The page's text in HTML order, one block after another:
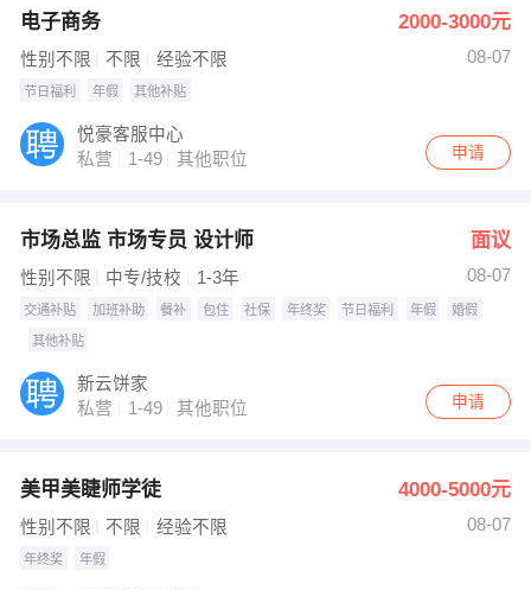
电子商务 2000-3000元
性别不限 不限 经验不限 08-07
节日福利 年假 其他补贴
悦豪客服中心
私营
1-49 其他职位 申请
市场总监 市场专员 设计师 面议
性别不限 中专/技校 1-3年 08-07
交通补贴 加班补助 餐补 包住 社保 年终奖 节日福利 年假 婚假
其他补贴
新云饼家
私营
1-49 其他职位 申请
美甲美睫师学徒 4000-5000元
性别不限 不限 经验不限 08-07
年终奖 年假